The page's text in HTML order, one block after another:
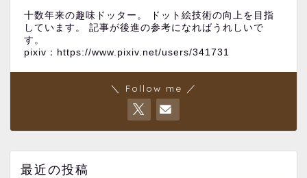
十数年来の趣味ドッター。 ドット絵技術の向上を目指
しています。 記事が後進の参考になればうれしいで
す。
pixiv：https://www.pixiv.net/users/341731
＼ Follow me ／
最近の投稿